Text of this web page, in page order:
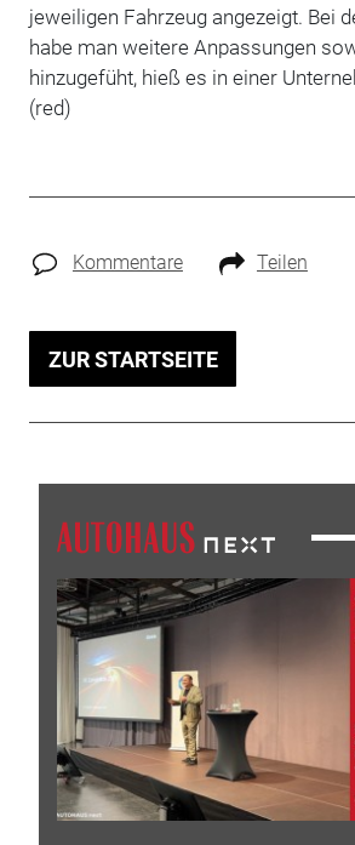
jeweiligen Fahrzeug angezeigt. Bei
habe man weitere Anpassungen
hinzugefüht, hieß es in einer
(red)
Kommentare Teilen
ZUR STARTSEITE